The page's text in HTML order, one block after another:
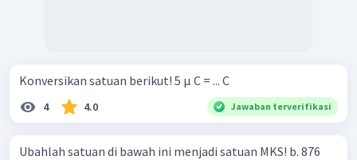
Konversikan satuan berikut! 5 μ C = ... C
4 4.0 Jawaban terverifikasi
Ubahlah satuan di bawah ini menjadi satuan MKS! b. 876